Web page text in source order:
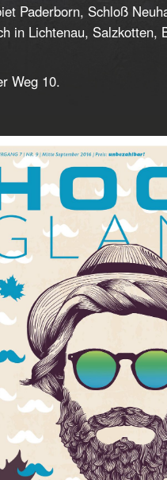
Paderborn, Schloß
in Lichtenau, Salzkotten,
Weg 10.